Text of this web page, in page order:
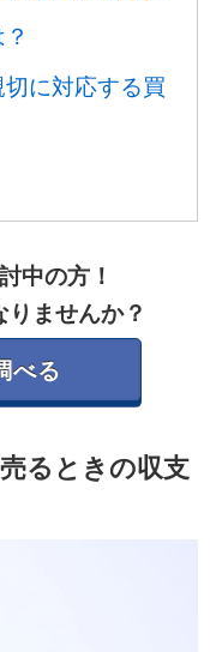
に対応する買
中の方！
りませんか？
べる
るときの収支